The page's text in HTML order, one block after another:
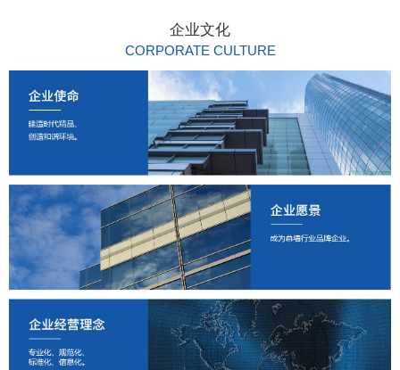
企业文化
CORPORATE CULTURE